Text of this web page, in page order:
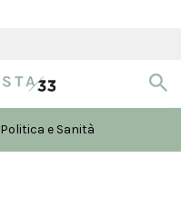
Politica e Sanità